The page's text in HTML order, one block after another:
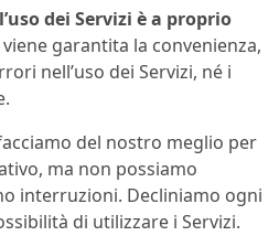
dei Servizi è a proprio
garantita la convenienza,
nell’uso dei Servizi, né i
del nostro meglio per
ma non possiamo
interruzioni. Decliniamo ogni
di utilizzare i Servizi.